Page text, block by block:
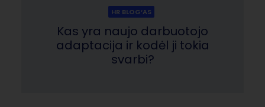
HR BLOG‘AS
Kas yra naujo darbuotojo
adaptacija ir kodėl ji tokia
svarbi?